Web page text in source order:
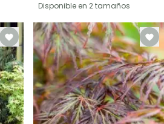
Disponible en 2 tamaños